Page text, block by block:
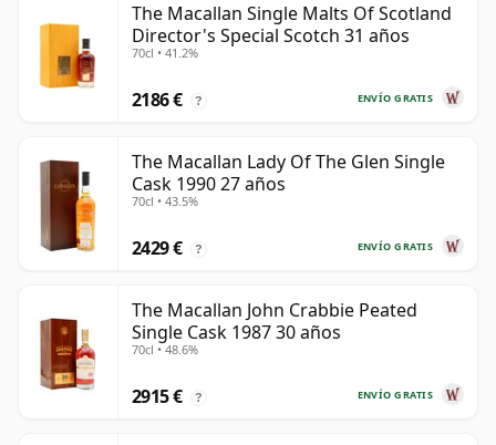
The Macallan Single Malts Of Scotland
Director's Special Scotch 31 años
70cl • 41.2%
ENVÍO GRATIS
2186 € ?
The Macallan Lady Of The Glen Single
Cask 1990 27 años
70cl • 43.5%
ENVÍO GRATIS
2429 € ?
The Macallan John Crabbie Peated
Single Cask 1987 30 años
70cl • 48.6%
ENVÍO GRATIS
2915 € ?